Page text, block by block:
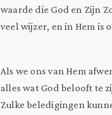
waarde die God en Zijn
veel wijzer, en in Hem is
Als we ons van Hem
alles wat God belooft te
Zulke beledigingen